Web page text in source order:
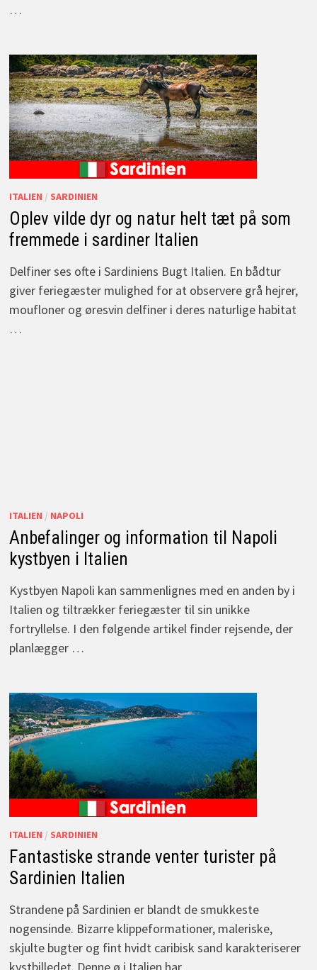
…
ITALIEN / SARDINIEN
Oplev vilde dyr og natur helt tæt på som
fremmede i sardiner Italien
Delfiner ses ofte i Sardiniens Bugt Italien. En bådtur
giver feriegæster mulighed for at observere grå hejrer,
moufloner og øresvin delfiner i deres naturlige habitat
…
ITALIEN / NAPOLI
Anbefalinger og information til Napoli
kystbyen i Italien
Kystbyen Napoli kan sammenlignes med en anden by i
Italien og tiltrækker feriegæster til sin unikke
fortryllelse. I den følgende artikel finder rejsende, der
planlægger …
ITALIEN / SARDINIEN
Fantastiske strande venter turister på
Sardinien Italien
Strandene på Sardinien er blandt de smukkeste
nogensinde. Bizarre klippeformationer, maleriske,
skjulte bugter og fint hvidt caribisk sand karakteriserer
kystbilledet. Denne ø i Italien har …